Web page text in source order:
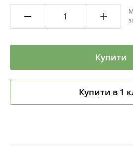
Купити
Купити в 1